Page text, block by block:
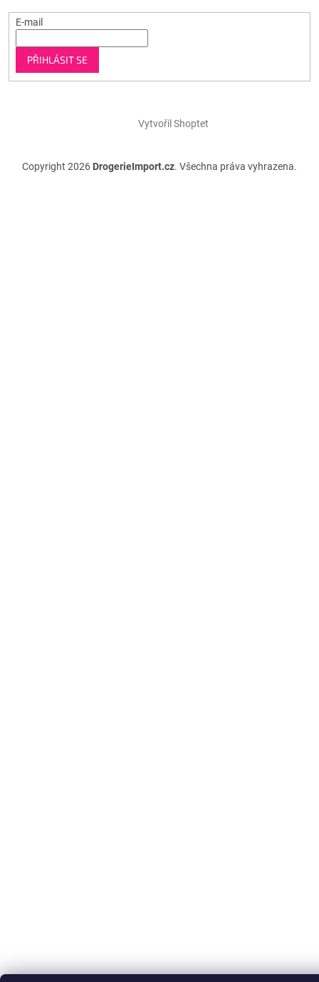
E-mail
PŘIHLÁSIT SE
Vytvořil Shoptet
Copyright 2026 DrogerieImport.cz. Všechna práva vyhrazena.